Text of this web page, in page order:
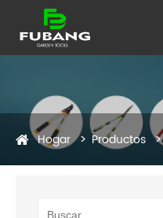
Hogar Productos